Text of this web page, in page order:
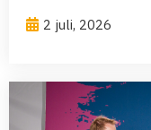
2 juli, 2026